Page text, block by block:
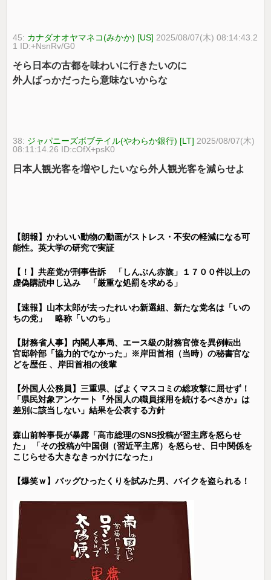
45: カナダオオヤマネコ(みかか) [US] 2025/08/07(木) 08:14:43.2
1 ID:+NsnRv/G0
そら日本の古都を味わいに行きたいのに
外人ばっかだったら意味ないからな
38: ジャパニーズボブテイル(やわらか銀行) [LT] 2025/08/07(木)
08:11:14.26 ID:cOfX+psK0
日本人観光客を増やしたいなら外人観光客を減らせよ
【朗報】かわいい動物の動画がストレス・不安の軽減になる可
能性。英大学の研究で実証
【！】共産党が刑事告訴 「しんぶん赤旗」１７００件以上の
虚偽購読申し込み 「厳重な処罰を求める」
【速報】山本太郎が去ったれいわ新選組、新たな党名は「いの
ちの党」 略称「いのち」
【財務省人事】内閣人事局、エース級の財務官僚を異例転出
官邸幹部「協力的でなかった」※岸田首相（当時）の秘書官な
どを歴任 、岸田首相の後輩
【外国人公務員】三重県、ぱよくマスコミの総攻撃に屈せず！
「県民対象アンケート『外国人の職員採用を続けるべきか』は
差別に該当しない」結果を公表する方針
森山前幹事長が暴露「高市総理のSNS投稿が習主席を怒らせ
た」 「その投稿が中国側（習近平主席）を怒らせ、日中関係を
こじらせる大きなきっかけになった」
【爆笑ｗ】バッグひったくりを試みた男、バイクを盗られる！